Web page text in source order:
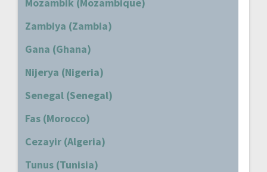
Zambiya (Zambia)
Gana (Ghana)
Nijerya (Nigeria)
Senegal (Senegal)
Fas (Morocco)
Cezayir (Algeria)
Tunus (Tunisia)